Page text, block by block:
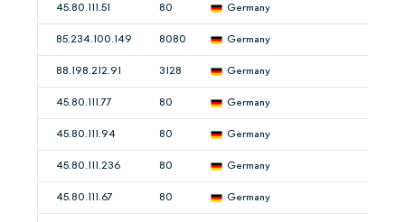
45.80.111.51 80 Germany
85.234.100.149 8080 Germany
88.198.212.91 3128 Germany
45.80.111.77 80 Germany
45.80.111.94 80 Germany
45.80.111.236 80 Germany
45.80.111.67 80 Germany